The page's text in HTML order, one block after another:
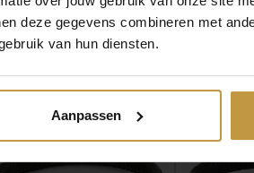
deze gegevens combineren met
van hun diensten.
Aanpassen
n
l
VAN REBEL AND ROSE